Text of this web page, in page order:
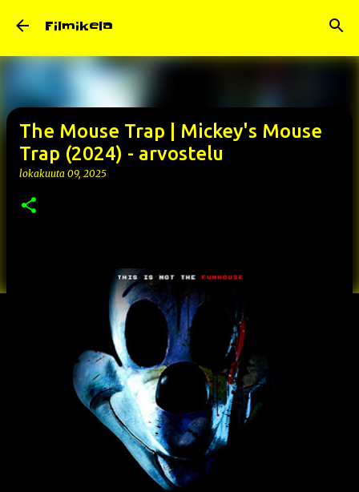
Filmikela
The Mouse Trap | Mickey's Mouse
Trap (2024) - arvostelu
lokakuuta 09, 2025